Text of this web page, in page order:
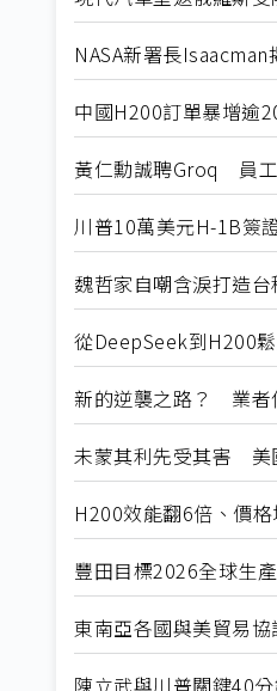
NASA新署長
中國H200訂單暴增逾
黃仁勳誠聘Groq 員工
川普10萬美元H-1B簽
魏哲家自嘲含淚打造
從DeepSeek到H200
新的逆襲之路？ 業者
未蒙其利先受其害 美
H200效能翻6倍、價
豐田目標2026全球生
東南亞各國與美貿易
陳立武與川普關鍵40